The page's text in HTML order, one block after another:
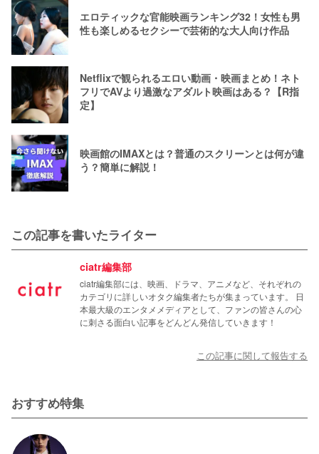
エロティックな官能映画ランキング32！女性も男
性も楽しめるセクシーで芸術的な大人向け作品
Netflixで観られるエロい動画・映画まとめ！ネト
フリでAVより過激なアダルト映画はある？【R指
定】
映画館のIMAXとは？普通のスクリーンとは何が違
う？簡単に解説！
この記事を書いたライター
ciatr編集部
ciatr編集部には、映画、ドラマ、アニメなど、それぞれの
カテゴリに詳しいオタク編集者たちが集まっています。 日
本最大級のエンタメメディアとして、ファンの皆さんの心
に刺さる面白い記事をどんどん発信していきます！
この記事に関して報告する
おすすめ特集